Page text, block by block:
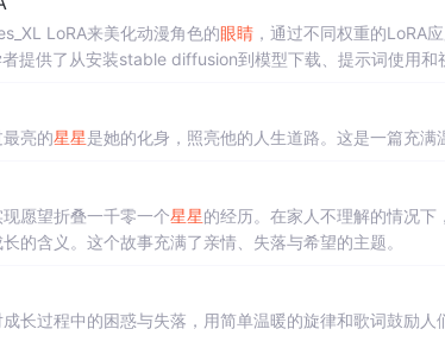
LoRA来美化动漫角色的眼睛，通过不同权重的LoRA
提供了从安装stable diffusion到模型下载、提示词使用和
亮的星星是她的化身，照亮他的人生道路。这是一篇充满
愿望折叠一千零一个星星的经历。在家人不理解的情况下，
长的含义。这个故事充满了亲情、失落与希望的主题。
长过程中的困惑与失落，用简单温暖的旋律和歌词鼓励人